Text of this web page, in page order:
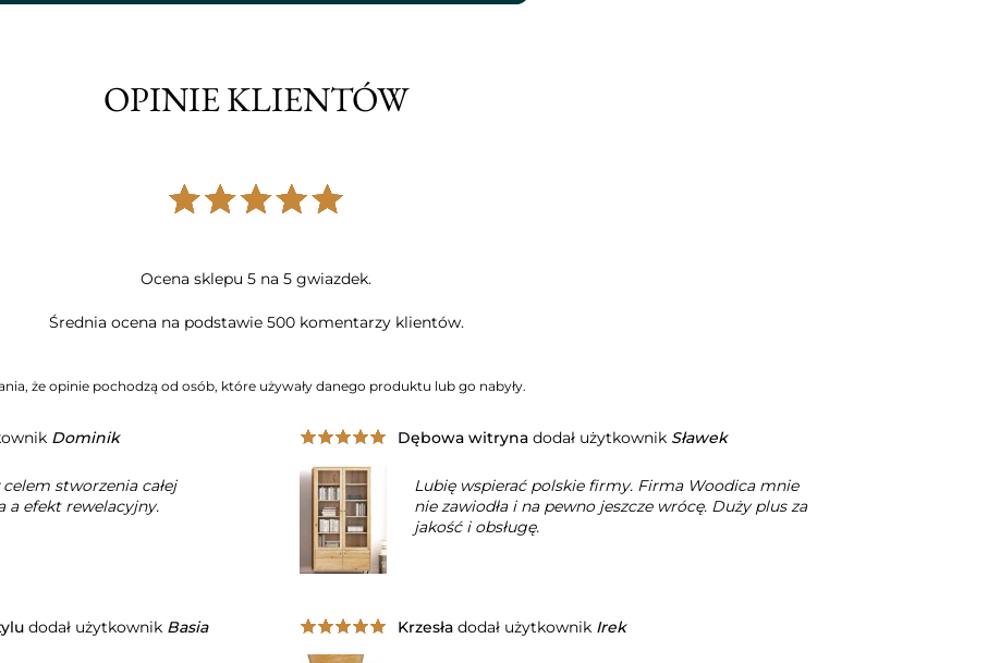
OPINIE KLIENTÓW
Ocena sklepu 5 na 5 gwiazdek.
Średnia ocena na podstawie 500 komentarzy klientów.
że opinie pochodzą od osób, które używały danego produktu lub go nabyły.
Dominik
stworzenia całej
a efekt rewelacyjny.
Dębowa witryna dodał użytkownik Sławek
Lubię wspierać polskie firmy. Firma Woodica mnie
nie zawiodła i na pewno jeszcze wrócę. Duży plus za
jakość i obsługę.
dodał użytkownik Basia Krzesła dodał użytkownik Irek